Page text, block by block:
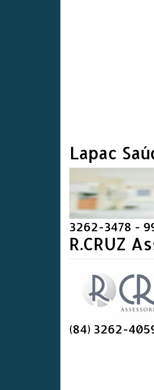
Lapac
3262-3478 -
R.CRUZ
(84) 3262-